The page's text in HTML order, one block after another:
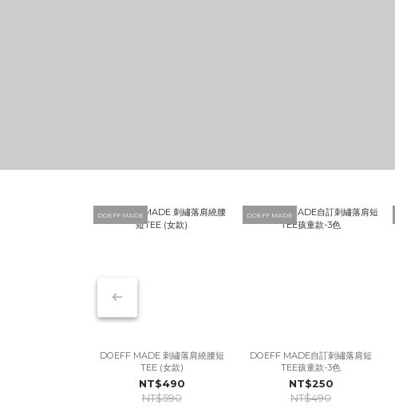
DOEFF MADE
DOEFF MADE 刺繡落肩繞腰短
TEE (女款)
NT$490
NT$590
DOEFF MADE
DOEFF MADE自訂刺繡落肩短
TEE孩童款-3色
NT$250
NT$490